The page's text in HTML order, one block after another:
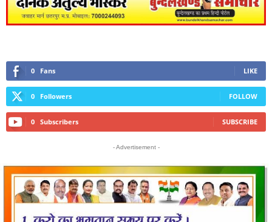
0 Fans LIKE
0 Followers FOLLOW
0 Subscribers SUBSCRIBE
- Advertisement -